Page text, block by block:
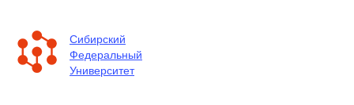
Сибирский
Федеральный
Университет